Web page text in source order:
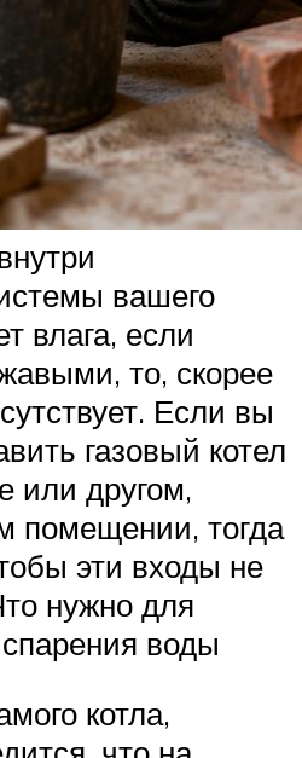
вашего
влага, если
то, скорее
Если вы
газовый котел
или другом,
помещении, тогда
эти входы не
нужно для
воды
котла,